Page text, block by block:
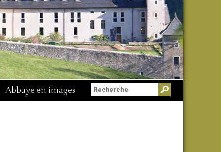
Abbaye en images